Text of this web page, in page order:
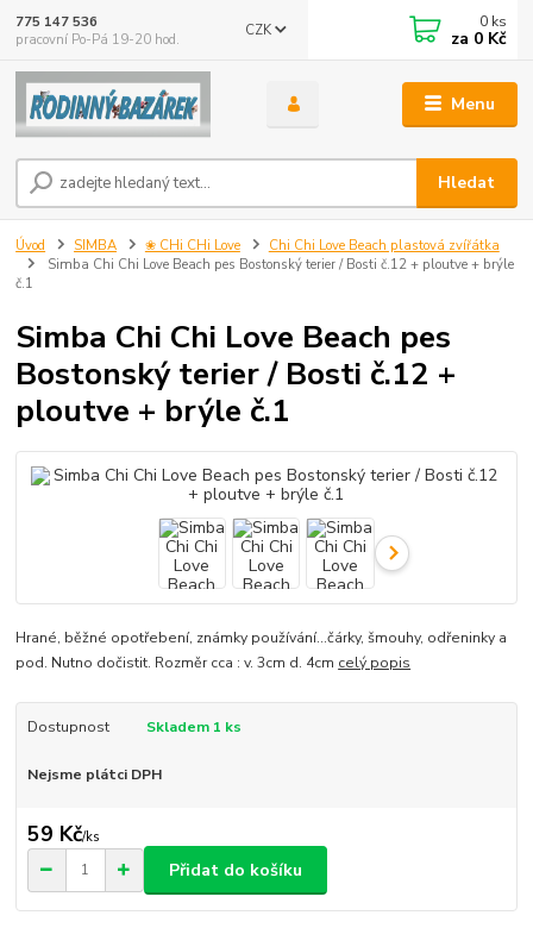
Menu
CZK
Hledat
775 147 536
pracovní Po-Pá 19-20 hod.
0 ks
za 0 Kč
Úvod SIMBA ❀ CHi CHi Love
Chi Chi Love Beach plastová zvířátka
Simba Chi Chi Love Beach pes Bostonský terier / Bosti č.12 + ploutve + brýle
č.1
Simba Chi Chi Love Beach pes
Bostonský terier / Bosti č.12 +
ploutve + brýle č.1
Hrané, běžné opotřebení, známky používání...čárky, šmouhy, odřeninky a
pod. Nutno dočistit. Rozměr cca : v. 3cm d. 4cm celý popis
Dostupnost Skladem 1 ks
Nejsme plátci DPH
59 Kč/ks
Přidat do košíku